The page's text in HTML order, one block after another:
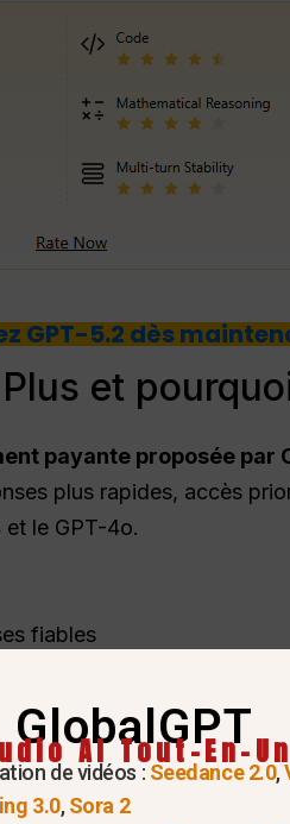
GPT-5.2 dès
et
payante proposée par
plus rapides, accès
le GPT-4o.
fiables
en matière d'IA
de ChatGPT pour
GlobalGPT
AI Tout-En-Un
de vidéos : Seedance 2.0,
3.0,Sora 2